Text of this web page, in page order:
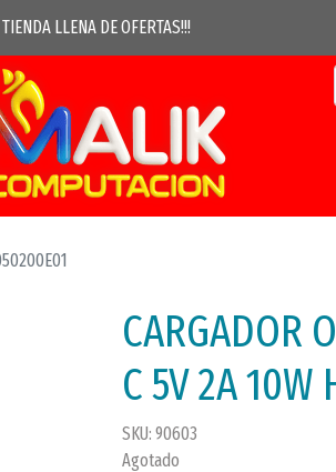
LLENA DE OFERTAS!!!
CARGADOR
C 5V 2A
SKU: 90603
Agotado